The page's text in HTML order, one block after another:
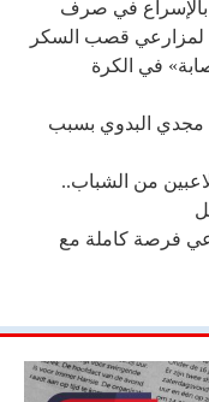
بالإسراع في صرف
لمزارعي قصب السكر
في الكرة
مجدي البدوي بسبب
يكشف أسباب استبعاد 4 لاعبين من الشباب..
فرصة كاملة مع